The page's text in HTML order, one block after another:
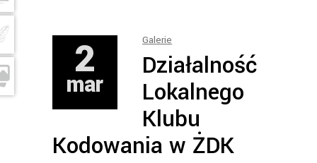
2
mar
Galerie
Działalność
Lokalnego
Klubu
Kodowania w ŻDK